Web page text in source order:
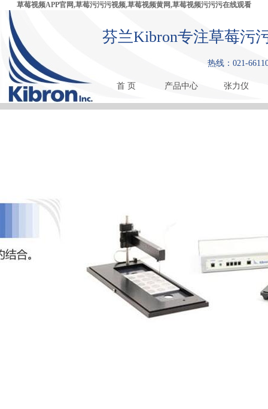
草莓视频APP官网,草莓污污污视频,草莓视频黄网,草莓视频污污污在线观看
芬兰Kibron专注草莓污污
热线：021-
首 页 产品中心 张力仪